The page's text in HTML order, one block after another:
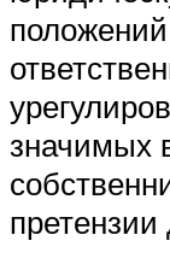
значимых
претензии